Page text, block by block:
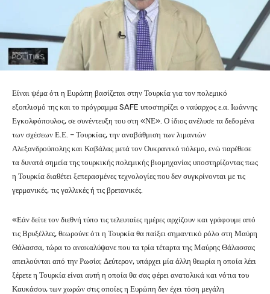
Είναι ψέμα ότι η Ευρώπη βασίζεται στην Τουρκία για τον πολεμικό
εξοπλισμό της και το πρόγραμμα SAFE υποστηρίζει ο ναύαρχος ε.α. Ιωάννης
Εγκολφόπουλος, σε συνέντευξη του στη «ΝΕ». Ο ίδιος ανέλυσε τα δεδομένα
των σχέσεων Ε.Ε. – Τουρκίας, την αναβάθμιση των λιμανιών
Αλεξανδρούπολης και Καβάλας μετά τον Ουκρανικό πόλεμο, ενώ παρέθεσε
τα δυνατά σημεία της τουρκικής πολεμικής βιομηχανίας υποστηρίζοντας πως
η Τουρκία διαθέτει ξεπερασμένες τεχνολογίες που δεν συγκρίνονται με τις
γερμανικές, τις γαλλικές ή τις βρετανικές.
«Εάν δείτε τον διεθνή τύπο τις τελευταίες ημέρες αρχίζουν και γράφουμε από
τις Βρυξέλλες, θεωρούνε ότι η Τουρκία θα παίξει σημαντικό ρόλο στη Μαύρη
Θάλασσα, τώρα το ανακαλύψανε που τα τρία τέταρτα της Μαύρης Θάλασσας
απειλούνται από την Ρωσία; Δεύτερον, υπάρχει μία άλλη θεωρία η οποία λέει
ξέρετε η Τουρκία είναι αυτή η οποία θα σας φέρει ανατολικά και νότια του
Καυκάσου, των χωρών στις οποίες η Ευρώπη δεν έχει τόση μεγάλη